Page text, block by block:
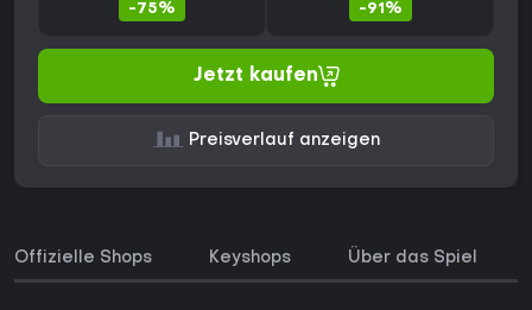
-75% -91%
Jetzt kaufen
Preisverlauf anzeigen
Offizielle Shops Keyshops Über das Spiel